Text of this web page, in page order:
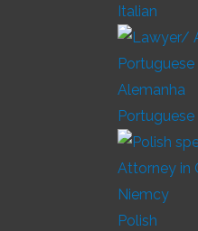
Italian
Portuguese
Polish